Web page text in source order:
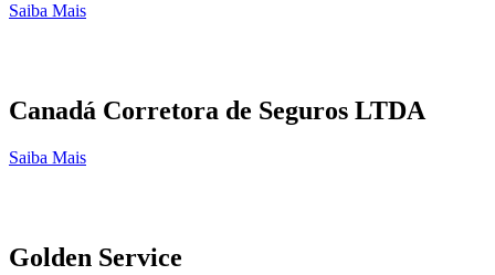
Saiba Mais
Canadá Corretora de Seguros LTDA
Saiba Mais
Golden Service